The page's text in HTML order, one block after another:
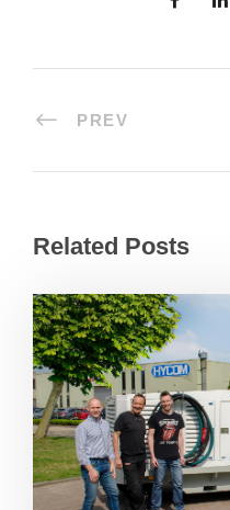
PREV
Related Posts